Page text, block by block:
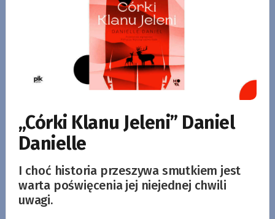
„Córki Klanu Jeleni” Daniel
Danielle
I choć historia przeszywa smutkiem jest
warta poświęcenia jej niejednej chwili
uwagi.